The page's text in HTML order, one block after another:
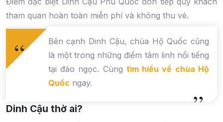
tham quan hoàn toàn miễn phí và không thu vé.
Bên cạnh Dinh Cậu, chùa Hộ Quốc cũng
là một trong những điểm tâm linh nổi tiếng
tại đảo ngọc. Cùng tìm hiểu về chùa Hộ
Quốc ngay.
Dinh Cậu thờ ai?